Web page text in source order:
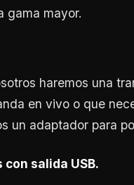
gama mayor.
haremos una
en vivo o que
un adaptador para
salida USB.